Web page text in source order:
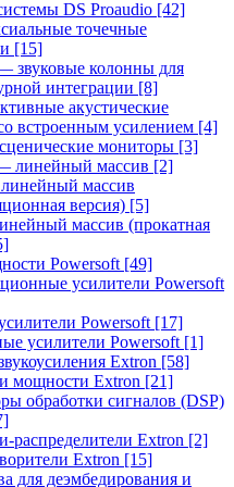
DS Proaudio [42]
точечные
[15]
звуковые колонны для
интеграции [8]
акустические
встроенным усилением [4]
мониторы [3]
линейный массив [2]
массив
версия) [5]
массив (прокатная
Powersoft [49]
усилители Powersoft
Powersoft [17]
усилители Powersoft [1]
Extron [58]
мощности Extron [21]
обработки сигналов (DSP)
распределители Extron [2]
Extron [15]
для деэмбедирования и